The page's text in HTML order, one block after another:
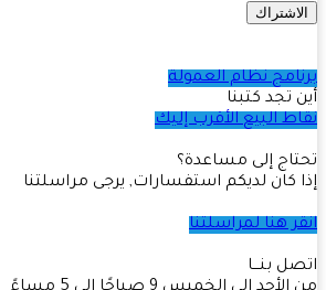
نظام العمولة
تجد كتبنا
البيع الأقرب إليك
إلى مساعدة؟
كان لديكم استفسارات, يرجى مراسلتنا
هنا لمراسلتنا
بنـــا